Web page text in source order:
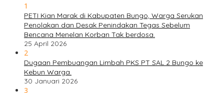
1
PETI Kian Marak di Kabupaten Bungo, Warga Serukan
Penolakan dan Desak Penindakan Tegas Sebelum
Bencana Menelan Korban Tak berdosa.
25 April 2026
2
Dugaan Pembuangan Limbah PKS PT SAL 2 Bungo ke
Kebun Warga.
30 Januari 2026
3